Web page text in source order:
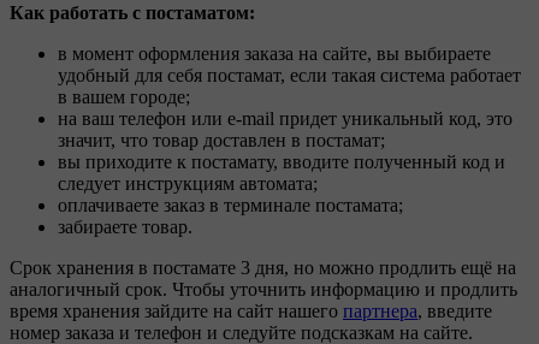
Как работать с постаматом:
в момент оформления заказа на сайте, вы выбираете
удобный для себя постамат, если такая система работает
в вашем городе;
на ваш телефон или e-mail придет уникальный код, это
значит, что товар доставлен в постамат;
вы приходите к постамату, вводите полученный код и
следует инструкциям автомата;
оплачиваете заказ в терминале постамата;
забираете товар.
Срок хранения в постамате 3 дня, но можно продлить ещё на
аналогичный срок. Чтобы уточнить информацию и продлить
время хранения зайдите на сайт нашего партнера, введите
номер заказа и телефон и следуйте подсказкам на сайте.